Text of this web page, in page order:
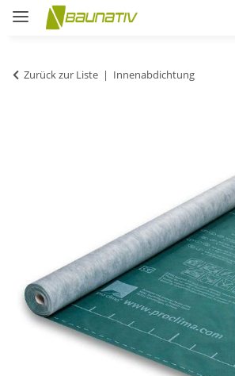
Zurück zur Liste Innenabdichtung